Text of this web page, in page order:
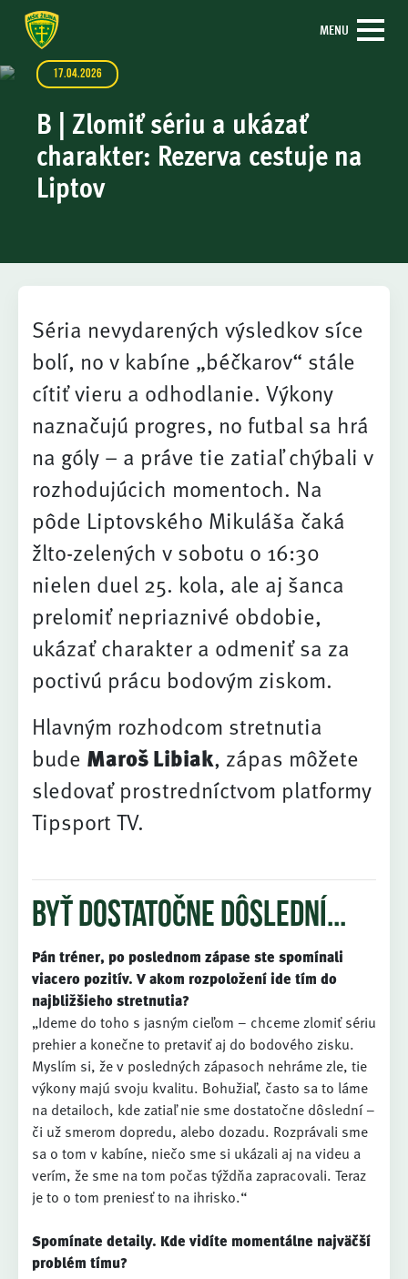
MENU
17.04.2026
B | Zlomiť sériu a ukázať
charakter: Rezerva cestuje na
Liptov
Séria nevydarených výsledkov síce
bolí, no v kabíne „béčkarov“ stále
cítiť vieru a odhodlanie. Výkony
naznačujú progres, no futbal sa hrá
na góly – a práve tie zatiaľ chýbali v
rozhodujúcich momentoch. Na
pôde Liptovského Mikuláša čaká
žlto-zelených v sobotu o 16:30
nielen duel 25. kola, ale aj šanca
prelomiť nepriaznivé obdobie,
ukázať charakter a odmeniť sa za
poctivú prácu bodovým ziskom.
Hlavným rozhodcom stretnutia
bude Maroš Libiak, zápas môžete
sledovať prostredníctvom platformy
Tipsport TV.
Byť dostatočne dôslední...
Pán tréner, po poslednom zápase ste spomínali
viacero pozitív. V akom rozpoložení ide tím do
najbližšieho stretnutia?
„Ideme do toho s jasným cieľom – chceme zlomiť sériu
prehier a konečne to pretaviť aj do bodového zisku.
Myslím si, že v posledných zápasoch nehráme zle, tie
výkony majú svoju kvalitu. Bohužiaľ, často sa to láme
na detailoch, kde zatiaľ nie sme dostatočne dôslední –
či už smerom dopredu, alebo dozadu. Rozprávali sme
sa o tom v kabíne, niečo sme si ukázali aj na videu a
verím, že sme na tom počas týždňa zapracovali. Teraz
je to o tom preniesť to na ihrisko.“
Spomínate detaily. Kde vidíte momentálne najväčší
problém tímu?